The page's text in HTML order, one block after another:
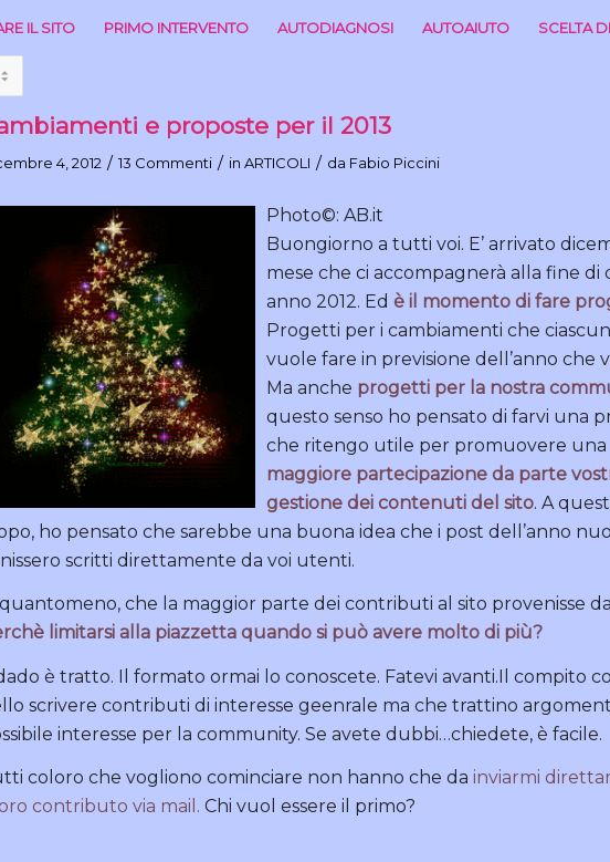
IL SITO PRIMO INTERVENTO AUTODIAGNOSI AUTOAIUTO SCELTA
e proposte per il 2013
4, 2012 / 13 Commenti / inARTICOLI / da Fabio Piccini
Photo©: AB.it
Buongiorno a tutti voi. E’ arrivato
mese che ci accompagnerà alla fine di
anno 2012. Ed è il momento di fare
Progetti per i cambiamenti che
vuole fare in previsione dell’anno che
Ma anche progetti per la nostra
questo senso ho pensato di farvi una
che ritengo utile per promuovere una
maggiore partecipazione da parte
gestione dei contenuti del sito. A
ho pensato che sarebbe una buona idea che i post dell’anno
scritti direttamente da voi utenti.
che la maggior parte dei contributi al sito provenisse
limitarsi alla piazzetta quando si può avere molto di più?
è tratto. Il formato ormai lo conoscete. Fatevi avanti.Il compito
scrivere contributi di interesse geenrale ma che trattino
interesse per la community. Se avete dubbi…chiedete, è facile.
coloro che vogliono cominciare non hanno che dainviarmi
contributo via mail. Chi vuol essere il primo?